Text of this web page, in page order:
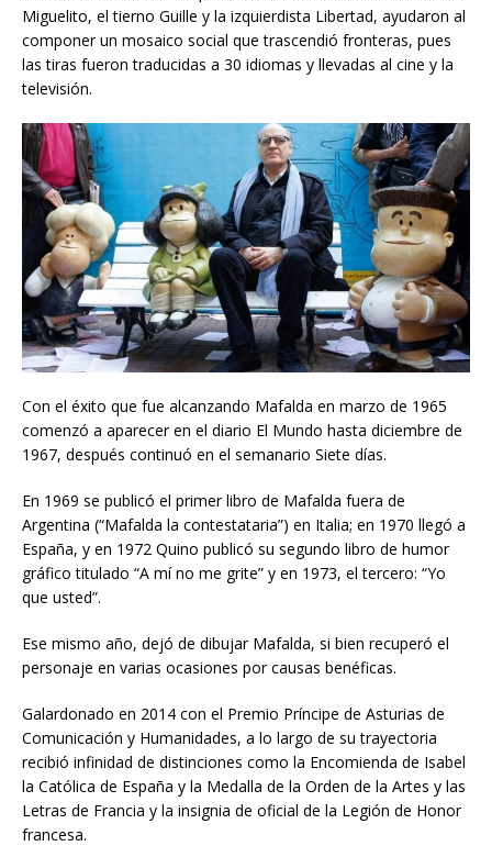
Miguelito, el tierno Guille y la izquierdista Libertad, ayudaron al
componer un mosaico social que trascendió fronteras, pues
las tiras fueron traducidas a 30 idiomas y llevadas al cine y la
televisión.
Con el éxito que fue alcanzando Mafalda en marzo de 1965
comenzó a aparecer en el diario El Mundo hasta diciembre de
1967, después continuó en el semanario Siete días.
En 1969 se publicó el primer libro de Mafalda fuera de
Argentina (“Mafalda la contestataria”) en Italia; en 1970 llegó a
España, y en 1972 Quino publicó su segundo libro de humor
gráfico titulado “A mí no me grite” y en 1973, el tercero: “Yo
que usted”.
Ese mismo año, dejó de dibujar Mafalda, si bien recuperó el
personaje en varias ocasiones por causas benéficas.
Galardonado en 2014 con el Premio Príncipe de Asturias de
Comunicación y Humanidades, a lo largo de su trayectoria
recibió infinidad de distinciones como la Encomienda de Isabel
la Católica de España y la Medalla de la Orden de la Artes y las
Letras de Francia y la insignia de oficial de la Legión de Honor
francesa.